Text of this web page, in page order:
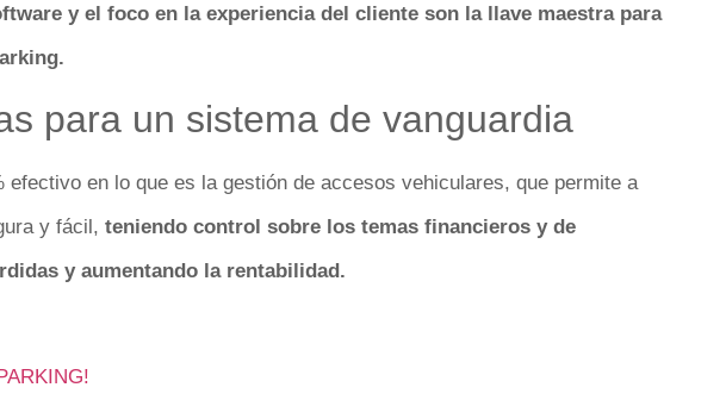
y el foco en la experiencia del cliente son la llave maestra para
para un sistema de vanguardia
efectivo en lo que es la gestión de accesos vehiculares, que permite a
y fácil, teniendo control sobre los temas financieros y de
y aumentando la rentabilidad.